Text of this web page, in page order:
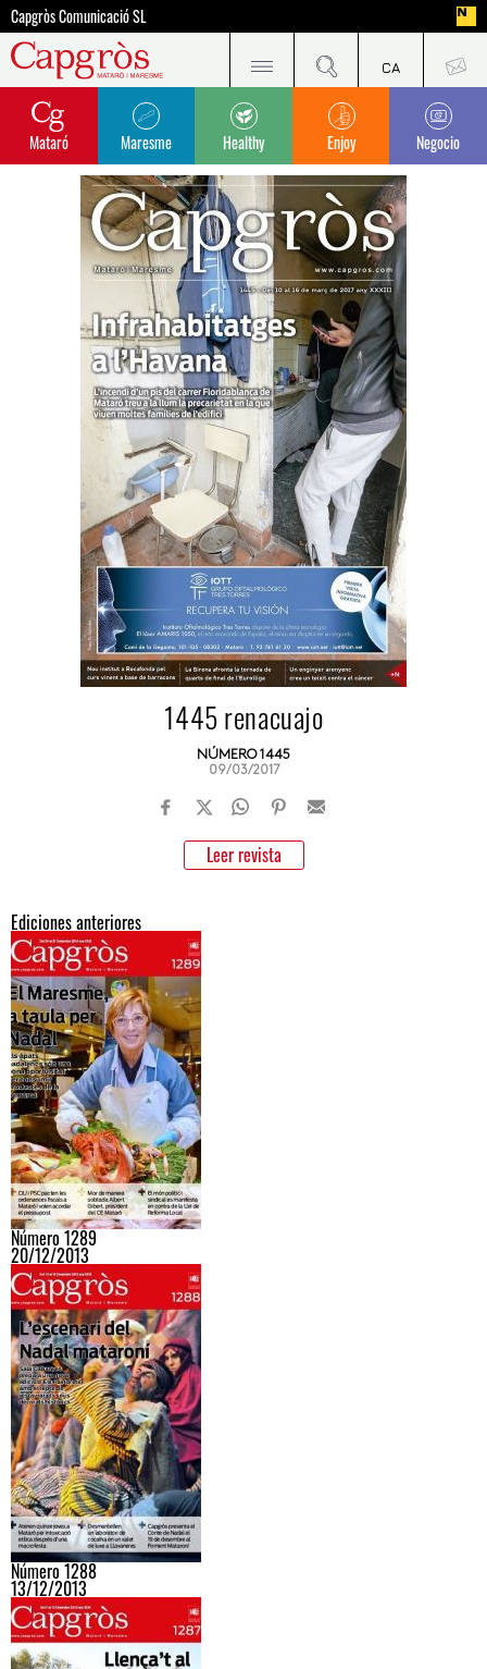
Capgròs Comunicació SL
Mataró Maresme Healthy Enjoy Negocio
1445 renacuajo
NÚMERO 1445
09/03/2017
Leer revista
Ediciones anteriores
Número 1289
20/12/2013
Número 1288
13/12/2013